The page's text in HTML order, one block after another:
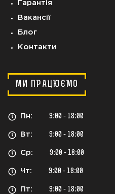
Гарантія
Вакансії
Блог
Контакти
МИ ПРАЦЮЄМО
Пн: 9:00 - 18:00
Вт: 9:00 - 18:00
Ср: 9:00 - 18:00
Чт: 9:00 - 18:00
Пт: 9:00 - 18:00